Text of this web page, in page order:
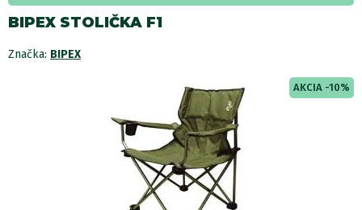
BIPEX STOLIČKA F1
Značka: BIPEX
AKCIA -10%